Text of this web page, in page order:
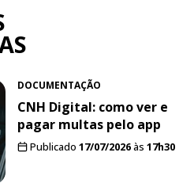
DOCUMENTAÇÃO
CNH Digital: como ver e
pagar multas pelo app
Publicado 17/07/2026às 17h30